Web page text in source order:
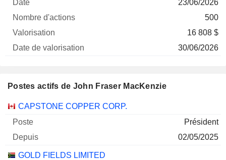
23/06/2026
500
16 808 $
30/06/2026
Postes actifs de John Fraser MacKenzie
Sociétés Poste Début
CAPSTONE COPPER CORP.
Président
02/05/2025
GOLD FIELDS LIMITED